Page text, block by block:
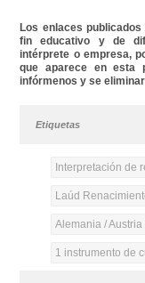
Los enlaces
fin educativo y de
intérprete o empresa,
que aparece en esta
infórmenos y se
Etiquetas
Interpretación de
Laúd
Alemania /
1 instrumento de